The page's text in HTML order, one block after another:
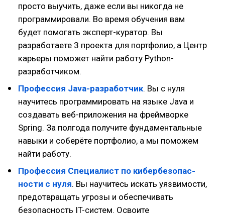
просто выучить, даже если вы никогда не
программировали. Во время обучения вам
будет помогать эксперт-куратор. Вы
разработаете 3 проекта для портфолио, а Центр
карьеры поможет найти работу Python-
разработчиком.
Профессия Java-разработчик. Вы с нуля
научитесь программировать на языке Java и
создавать веб-приложения на фреймворке
Spring. За полгода получите фундаментальные
навыки и соберёте портфолио, а мы поможем
найти работу.
Профессия Специалист по кибер­безопас­
нос­ти с нуля. Вы научитесь искать уязвимости,
предотвращать угрозы и обеспечивать
безопасность IT-систем. Освоите